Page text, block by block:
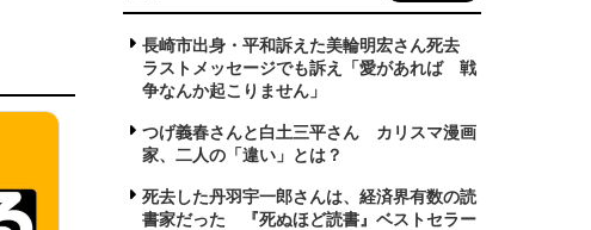
長崎市出身・平和訴えた美輪明宏さん死去
ラストメッセージでも訴え「愛があれば 戦
争なんか起こりません」
つげ義春さんと白土三平さん カリスマ漫画
家、二人の「違い」とは？
死去した丹羽宇一郎さんは、経済界有数の読
書家だった 『死ぬほど読書』ベストセラー